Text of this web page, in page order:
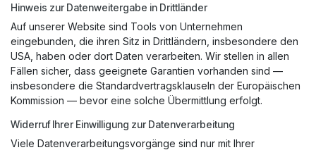
Hinweis zur Datenweitergabe in Drittländer
Auf unserer Website sind Tools von Unternehmen
eingebunden, die ihren Sitz in Drittländern, insbesondere den
USA, haben oder dort Daten verarbeiten. Wir stellen in allen
Fällen sicher, dass geeignete Garantien vorhanden sind —
insbesondere die Standardvertragsklauseln der Europäischen
Kommission — bevor eine solche Übermittlung erfolgt.
Widerruf Ihrer Einwilligung zur Datenverarbeitung
Viele Datenverarbeitungsvorgänge sind nur mit Ihrer